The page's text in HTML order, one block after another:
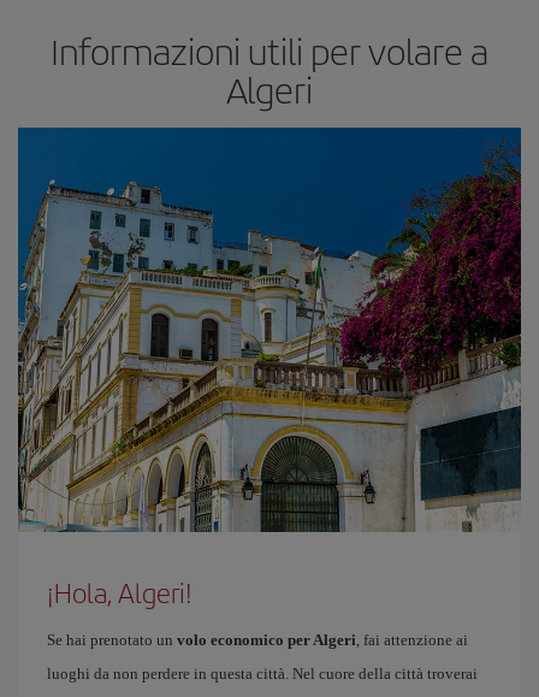
Informazioni utili per volare a
Algeri
¡Hola, Algeri!
Se hai prenotato un volo economico per Algeri, fai attenzione ai
luoghi da non perdere in questa città. Nel cuore della città troverai